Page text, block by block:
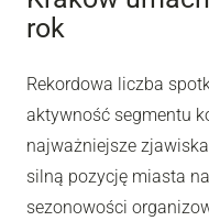
rok
Rekordowa liczba
aktywność segmentu
najważniejsze
silną pozycję miasta
sezonowości